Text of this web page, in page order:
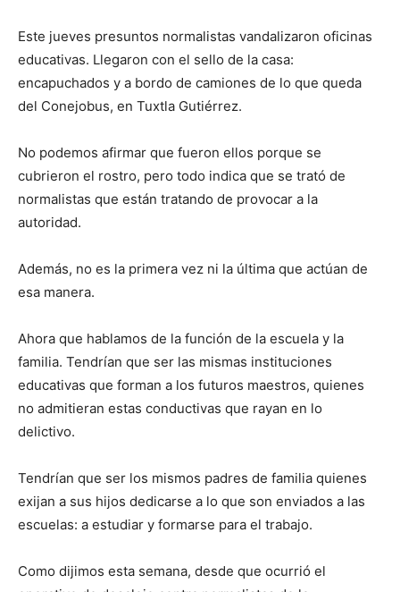
Este jueves presuntos normalistas vandalizaron oficinas
educativas. Llegaron con el sello de la casa:
encapuchados y a bordo de camiones de lo que queda
del Conejobus, en Tuxtla Gutiérrez.
No podemos afirmar que fueron ellos porque se
cubrieron el rostro, pero todo indica que se trató de
normalistas que están tratando de provocar a la
autoridad.
Además, no es la primera vez ni la última que actúan de
esa manera.
Ahora que hablamos de la función de la escuela y la
familia. Tendrían que ser las mismas instituciones
educativas que forman a los futuros maestros, quienes
no admitieran estas conductivas que rayan en lo
delictivo.
Tendrían que ser los mismos padres de familia quienes
exijan a sus hijos dedicarse a lo que son enviados a las
escuelas: a estudiar y formarse para el trabajo.
Como dijimos esta semana, desde que ocurrió el